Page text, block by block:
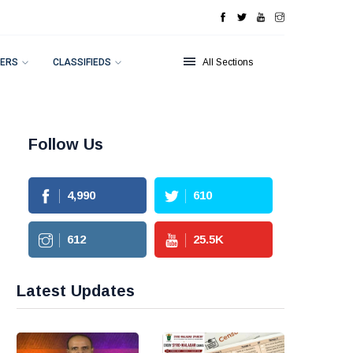
CLASSIFIEDS All Sections
Follow Us
4,990 610
612 25.5K
Latest Updates